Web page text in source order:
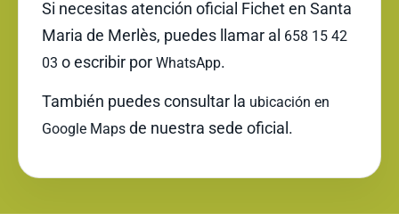
Si necesitas atención oficial Fichet en Santa
Maria de Merlès, puedes llamar al 658 15 42
03 o escribir por WhatsApp.
También puedes consultar la ubicación en
Google Maps de nuestra sede oficial.